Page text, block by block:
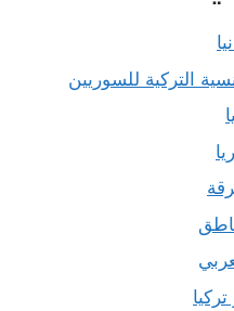
التركية للسوريين